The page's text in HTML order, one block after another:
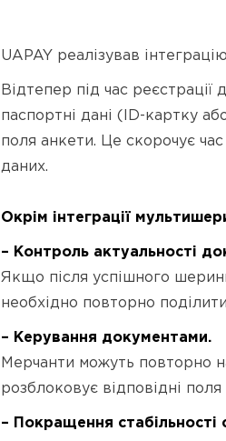
UAPAY реалізував
Відтепер під час
паспортні дані (ID-картку
поля анкети. Це скорочує
даних.
Окрім інтеграції
– Контроль актуальності
Якщо після успішного
необхідно повторно
– Керування документами.
Мерчанти можуть повторно
розблоковує відповідні
– Покращення стабільності